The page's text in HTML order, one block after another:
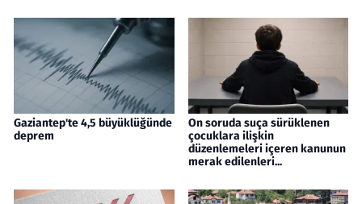
Gaziantep'te 4,5 büyüklüğünde
deprem
On soruda suça sürüklenen
çocuklara ilişkin
düzenlemeleri içeren kanunun
merak edilenleri...